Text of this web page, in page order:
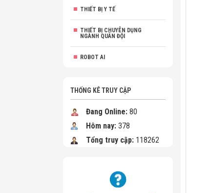
THIẾT BỊ Y TẾ
THIẾT BỊ CHUYÊN DỤNG
NGÀNH QUÂN ĐỘI
ROBOT AI
THỐNG KÊ TRUY CẬP
Đang Online: 80
Hôm nay: 378
Tổng truy cập: 118262